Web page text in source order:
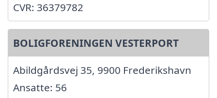
CVR: 36379782
BOLIGFORENINGEN VESTERPORT
Abildgårdsvej 35, 9900 Frederikshavn
Ansatte: 56